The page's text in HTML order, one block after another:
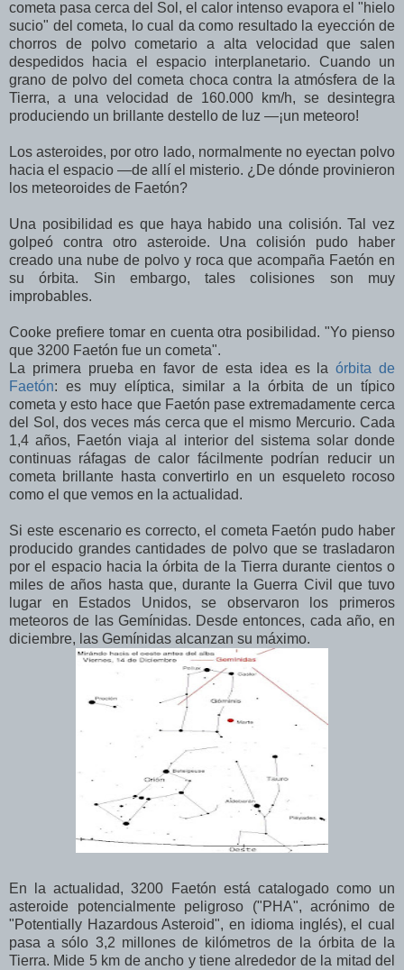
cometa pasa cerca del Sol, el calor intenso evapora el "hielo
sucio" del cometa, lo cual da como resultado la eyección de
chorros de polvo cometario a alta velocidad que salen
despedidos hacia el espacio interplanetario. Cuando un
grano de polvo del cometa choca contra la atmósfera de la
Tierra, a una velocidad de 160.000 km/h, se desintegra
produciendo un brillante destello de luz —¡un meteoro!
Los asteroides, por otro lado, normalmente no eyectan polvo
hacia el espacio —de allí el misterio. ¿De dónde provinieron
los meteoroides de Faetón?
Una posibilidad es que haya habido una colisión. Tal vez
golpeó contra otro asteroide. Una colisión pudo haber
creado una nube de polvo y roca que acompaña Faetón en
su órbita. Sin embargo, tales colisiones son muy
improbables.
Cooke prefiere tomar en cuenta otra posibilidad. "Yo pienso
que 3200 Faetón fue un cometa".
La primera prueba en favor de esta idea es laórbita de
Faetón: es muy elíptica, similar a la órbita de un típico
cometa y esto hace que Faetón pase extremadamente cerca
del Sol, dos veces más cerca que el mismo Mercurio. Cada
1,4 años, Faetón viaja al interior del sistema solar donde
continuas ráfagas de calor fácilmente podrían reducir un
cometa brillante hasta convertirlo en un esqueleto rocoso
como el que vemos en la actualidad.
Si este escenario es correcto, el cometa Faetón pudo haber
producido grandes cantidades de polvo que se trasladaron
por el espacio hacia la órbita de la Tierra durante cientos o
miles de años hasta que, durante la Guerra Civil que tuvo
lugar en Estados Unidos, se observaron los primeros
meteoros de las Gemínidas. Desde entonces, cada año, en
diciembre, las Gemínidas alcanzan su máximo.
En la actualidad, 3200 Faetón está catalogado como un
asteroide potencialmente peligroso ("PHA", acrónimo de
"Potentially Hazardous Asteroid", en idioma inglés), el cual
pasa a sólo 3,2 millones de kilómetros de la órbita de la
Tierra. Mide 5 km de ancho y tiene alrededor de la mitad del